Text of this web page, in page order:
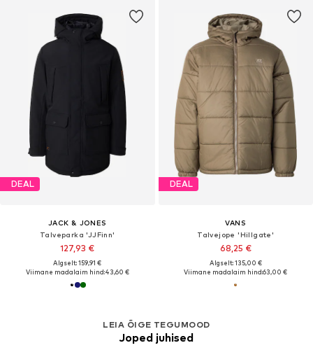
DEAL
JACK & JONES
Talveparka 'JJFinn'
127,93 €
Algselt: 159,91 €
Viimane madalaim hind:43,60 €
DEAL
VANS
Talvejope 'Hillgate'
68,25 €
Algselt: 135,00 €
Viimane madalaim hind:63,00 €
LEIA ÕIGE TEGUMOOD
Joped juhised